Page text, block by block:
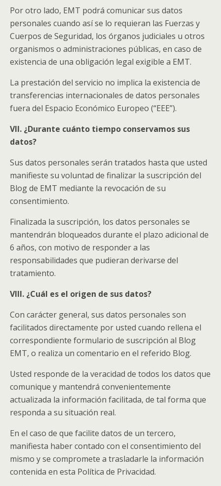
Por otro lado, EMT podrá comunicar sus datos
personales cuando así se lo requieran las Fuerzas y
Cuerpos de Seguridad, los órganos judiciales u otros
organismos o administraciones públicas, en caso de
existencia de una obligación legal exigible a EMT.
La prestación del servicio no implica la existencia de
transferencias internacionales de datos personales
fuera del Espacio Económico Europeo (“EEE”).
VII. ¿Durante cuánto tiempo conservamos sus
datos?
Sus datos personales serán tratados hasta que usted
manifieste su voluntad de finalizar la suscripción del
Blog de EMT mediante la revocación de su
consentimiento.
Finalizada la suscripción, los datos personales se
mantendrán bloqueados durante el plazo adicional de
6 años, con motivo de responder a las
responsabilidades que pudieran derivarse del
tratamiento.
VIII. ¿Cuál es el origen de sus datos?
Con carácter general, sus datos personales son
facilitados directamente por usted cuando rellena el
correspondiente formulario de suscripción al Blog
EMT, o realiza un comentario en el referido Blog.
Usted responde de la veracidad de todos los datos que
comunique y mantendrá convenientemente
actualizada la información facilitada, de tal forma que
responda a su situación real.
En el caso de que facilite datos de un tercero,
manifiesta haber contado con el consentimiento del
mismo y se compromete a trasladarle la información
contenida en esta Política de Privacidad.